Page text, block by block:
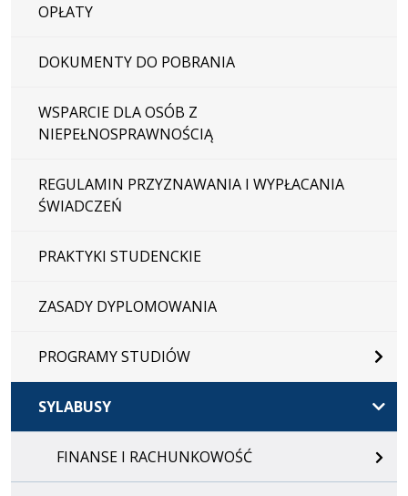
OPŁATY
DOKUMENTY DO POBRANIA
WSPARCIE DLA OSÓB Z
NIEPEŁNOSPRAWNOŚCIĄ
REGULAMIN PRZYZNAWANIA I WYPŁACANIA
ŚWIADCZEŃ
PRAKTYKI STUDENCKIE
ZASADY DYPLOMOWANIA
PROGRAMY STUDIÓW
SYLABUSY
FINANSE I RACHUNKOWOŚĆ